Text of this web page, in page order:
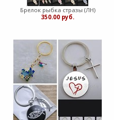
Брелок рыбка стразы (ЛН)
350.00 руб.